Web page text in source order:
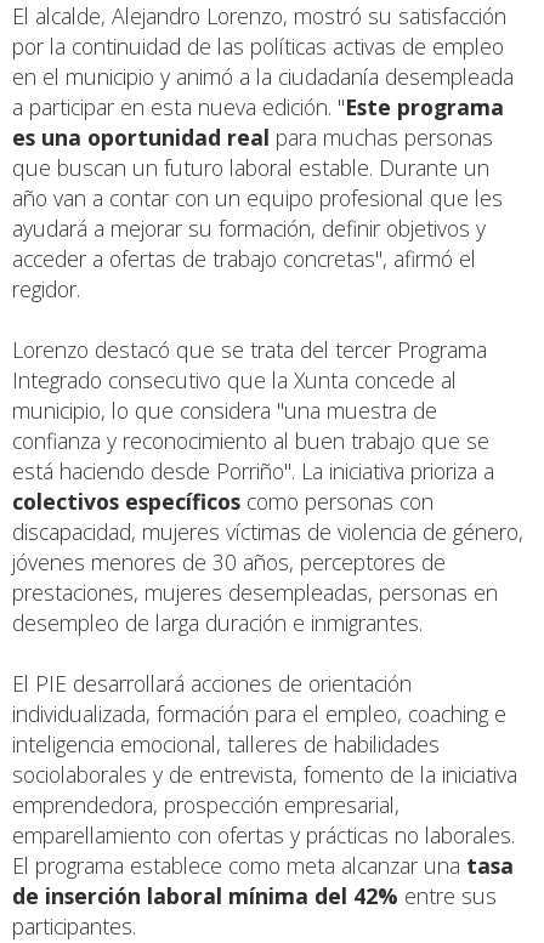
El alcalde, Alejandro Lorenzo, mostró su satisfacción
por la continuidad de las políticas activas de empleo
en el municipio y animó a la ciudadanía desempleada
a participar en esta nueva edición. "Este programa
es una oportunidad real para muchas personas
que buscan un futuro laboral estable. Durante un
año van a contar con un equipo profesional que les
ayudará a mejorar su formación, definir objetivos y
acceder a ofertas de trabajo concretas", afirmó el
regidor.
Lorenzo destacó que se trata del tercer Programa
Integrado consecutivo que la Xunta concede al
municipio, lo que considera "una muestra de
confianza y reconocimiento al buen trabajo que se
está haciendo desde Porriño". La iniciativa prioriza a
colectivos específicos como personas con
discapacidad, mujeres víctimas de violencia de género,
jóvenes menores de 30 años, perceptores de
prestaciones, mujeres desempleadas, personas en
desempleo de larga duración e inmigrantes.
El PIE desarrollará acciones de orientación
individualizada, formación para el empleo, coaching e
inteligencia emocional, talleres de habilidades
sociolaborales y de entrevista, fomento de la iniciativa
emprendedora, prospección empresarial,
emparellamiento con ofertas y prácticas no laborales.
El programa establece como meta alcanzar una tasa
de inserción laboral mínima del 42% entre sus
participantes.